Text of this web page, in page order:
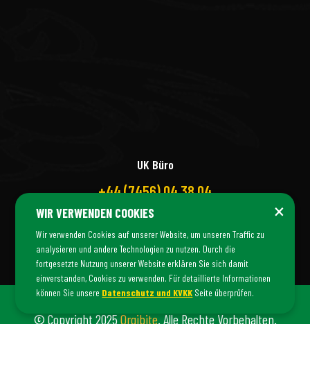
UK Büro
+44 (7456) 04 38 04
© Copyright 2025Orgibite. Alle Rechte Vorbehalten.
×
WIR VERWENDEN COOKIES
Wir verwenden Cookies auf unserer Website, um unseren Traffic zu
analysieren und andere Technologien zu nutzen. Durch die
fortgesetzte Nutzung unserer Website erklären Sie sich damit
einverstanden, Cookies zu verwenden. Für detaillierte Informationen
können Sie unsere Datenschutz und KVKK Seite überprüfen.